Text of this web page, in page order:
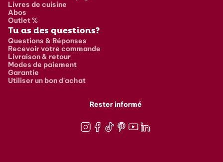
Livres de cuisine
Abos
Outlet %
Tu as des questions?
Questions & Réponses
Recevoir votre commande
Livraison & retour
Modes de paiement
Garantie
Utiliser un bon d'achat
Rester informé